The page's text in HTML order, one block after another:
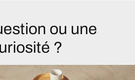
ou une
?